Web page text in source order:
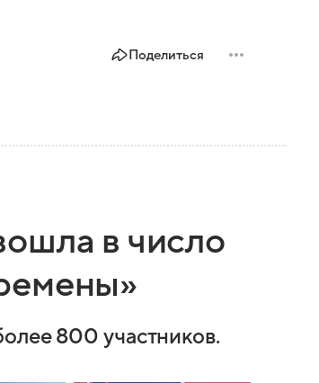
Поделиться
в число
800 участников.